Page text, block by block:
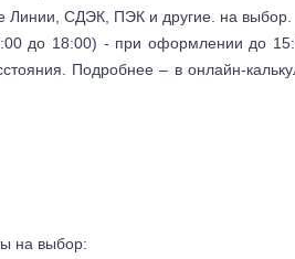
Линии, СДЭК, ПЭК и другие. на выбор.
до 18:00) - при оформлении до
Подробнее – в онлайн-
на выбор: